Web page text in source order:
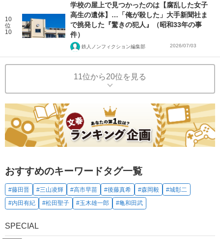
10
位
10
学校の屋上で見つかったのは【腐乱した女子
高生の遺体】…「俺が殺した」大手新聞社ま
で挑発した『驚きの犯人』（昭和33年の事
件）
鉄人ノンフィクション編集部 2026/07/03
11位から20位を見る
おすすめのキーワードタグ一覧
#藤田晋 #三山凌輝 #高市早苗 #後藤真希 #森岡毅
#城彰二
#内田有紀
#松田聖子 #玉木雄一郎 #亀和田武
SPECIAL